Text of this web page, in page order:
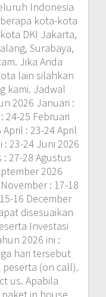
Indonesia
kota-kota
DKI Jakarta,
Surabaya,
Jika Anda
lain silahkan
kami. Jadwal
2026 Januari :
24-25 Februari
: 23-24 April
: 23-24 Juni 2026
27-28 Agustus
2026
: 17-18
16 December
disesuaikan
Investasi
2026 ini :
hari tersebut
(on call).
us. Apabila